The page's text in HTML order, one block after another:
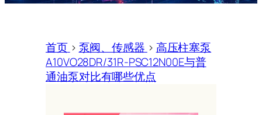
首页 > 泵阀、传感器 > 高压柱塞泵
A10VO28DR/31R-PSC12N00E与普
通油泵对比有哪些优点